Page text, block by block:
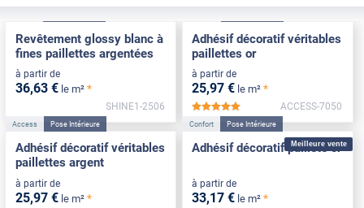
Revêtement glossy blanc à
fines paillettes argentées
à partir de
36,63 € le m² *
SHINE1-2506
Adhésif décoratif véritables
paillettes or
à partir de
25,97 € le m² *
ACCESS-7050
Access Pose Intérieure
Adhésif décoratif véritables
paillettes argent
à partir de
25,97 € le m² *
Meilleure vente
Confort Pose Intérieure
Adhésif décoratif pailleté or
à partir de
33,17 € le m² *